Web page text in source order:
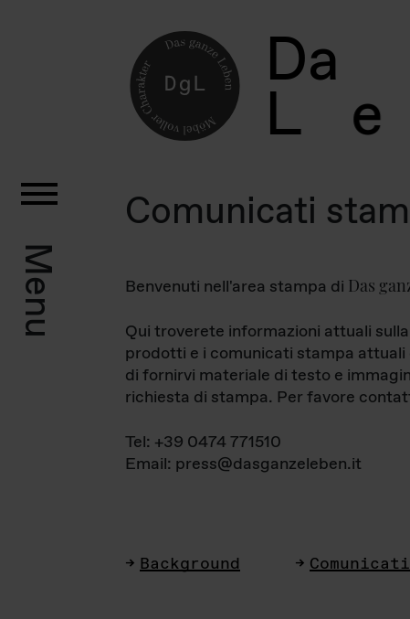
Da
L e
Menu
Comunicati
Benvenuti nell'area stampa di Das
Qui troverete informazioni attuali
prodotti e i comunicati stampa
di fornirvi materiale di testo e
richiesta di stampa. Per favore
Tel: +39 0474 771510
Email: press@dasganzeleben.it
Background